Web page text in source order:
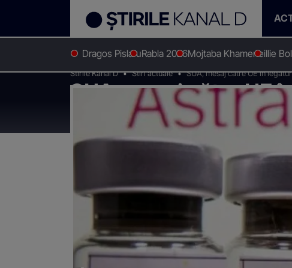
Dragos PislaruRabla 2026Mojtaba KhameneiIlie
Stirile Kanal D Stiri actuale SUA, mesaj către UE în
SUA, mesaj către UE
19 AstraZeneca